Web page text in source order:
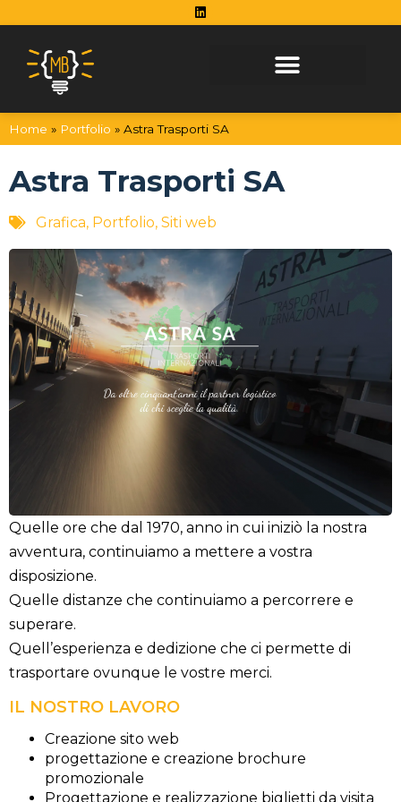
Home » Portfolio » Astra Trasporti SA
Astra Trasporti SA
Grafica, Portfolio, Siti web
Quelle ore che dal 1970, anno in cui iniziò la nostra
avventura, continuiamo a mettere a vostra
disposizione.
Quelle distanze che continuiamo a percorrere e
superare.
Quell’esperienza e dedizione che ci permette di
trasportare ovunque le vostre merci.
IL NOSTRO LAVORO
Creazione sito web
progettazione e creazione brochure
promozionale
Progettazione e realizzazione biglietti da visita